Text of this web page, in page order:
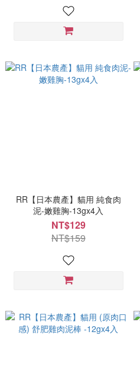
RR【日本農產】貓用 純食肉
泥-嫩雞胸-13gx4入
NT$129
NT$159